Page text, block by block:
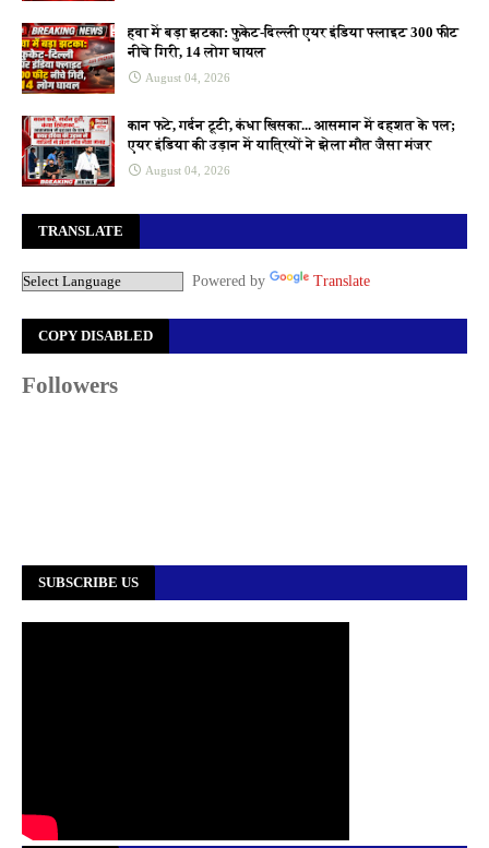
हवा में बड़ा झटका: फुकेट-दिल्ली एयर इंडिया फ्लाइट 300 फीट
नीचे गिरी, 14 लोग घायल
August 04, 2026
कान फटे, गर्दन टूटी, कंधा खिसका... आसमान में दहशत के पल;
एयर इंडिया की उड़ान में यात्रियों ने झेला मौत जैसा मंजर
August 04, 2026
TRANSLATE
Powered by Translate
COPY DISABLED
Followers
SUBSCRIBE US